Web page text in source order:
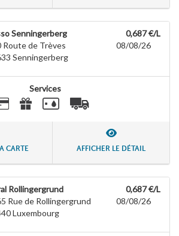
Senningerberg
Route de Trèves
Senningerberg
0,687 €/L
08/08/26
Services
CARTE AFFICHER LE DÉTAIL
Rollingergrund
Rue de Rollingergrund
Luxembourg
0,687 €/L
08/08/26